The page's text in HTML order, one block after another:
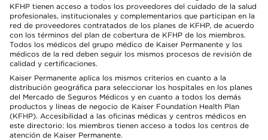
KFHP tienen acceso a todos los proveedores del cuidado de la salud
profesionales, institucionales y complementarios que participan en la
red de proveedores contratados de los planes de KFHP, de acuerdo
con los términos del plan de cobertura de KFHP de los miembros.
Todos los médicos del grupo médico de Kaiser Permanente y los
médicos de la red deben seguir los mismos procesos de revisión de
calidad y certificaciones.
Kaiser Permanente aplica los mismos criterios en cuanto a la
distribución geográfica para seleccionar los hospitales en los planes
del Mercado de Seguros Médicos y en cuanto a todos los demás
productos y líneas de negocio de Kaiser Foundation Health Plan
(KFHP). Accesibilidad a las oficinas médicas y centros médicos en
este directorio: los miembros tienen acceso a todos los centros de
atención de Kaiser Permanente.